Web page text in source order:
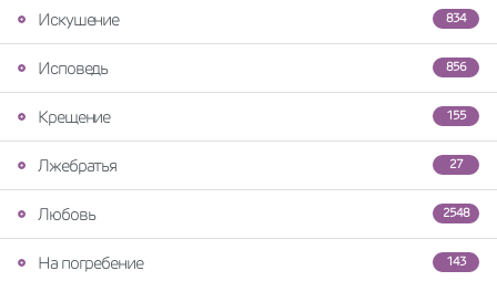
834
Искушение
856
Исповедь
155
Крещение
27
Лжебратья
2548
Любовь
143
На погребение